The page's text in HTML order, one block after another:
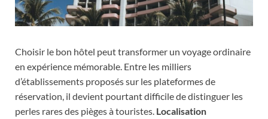
Choisir le bon hôtel peut transformer un voyage ordinaire
en expérience mémorable. Entre les milliers
d’établissements proposés sur les plateformes de
réservation, il devient pourtant difficile de distinguer les
perles rares des pièges à touristes. Localisation